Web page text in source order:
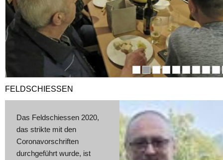
FELDSCHIESSEN
Das Feldschiessen 2020,
das strikte mit den
Coronavorschriften
durchgeführt wurde, ist